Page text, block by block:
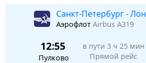
Санкт-Петербург -
Аэрофлот Airbus A319
12:55
Пулково
в пути 3 ч 25 мин
Прямой рейс